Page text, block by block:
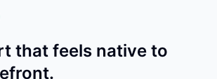
that feels native to